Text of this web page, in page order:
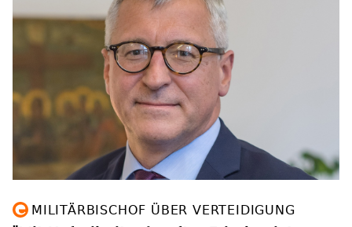
MILITÄRBISCHOF ÜBER VERTEIDIGUNG